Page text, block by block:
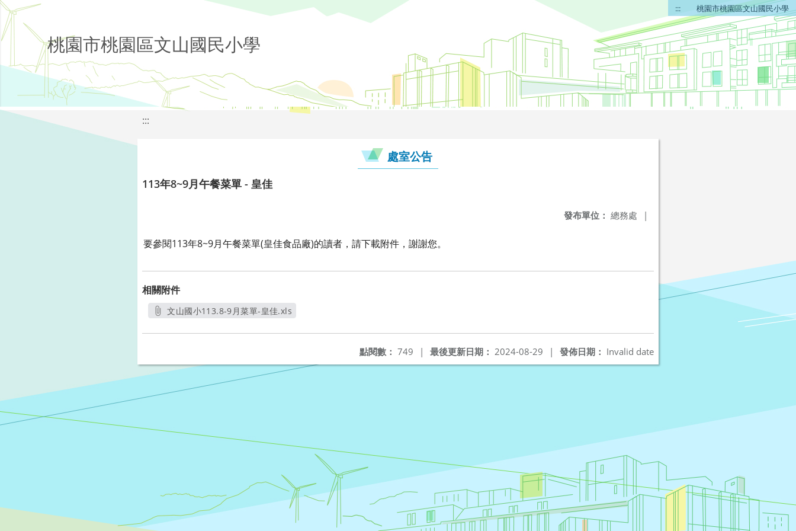
::: 桃園市桃園區文山國民小學
桃園市桃園區文山國民小學
:::
處室公告
113年8~9月午餐菜單 - 皇佳
發布單位： 總務處 |
要參閱113年8~9月午餐菜單(皇佳食品廠)的讀者，請下載附件，謝謝您。
相關附件
文山國小113.8-9月菜單-皇佳.xls
發佈日期： Invalid date
最後更新日期： 2024-08-29 |
點閱數： 749 |